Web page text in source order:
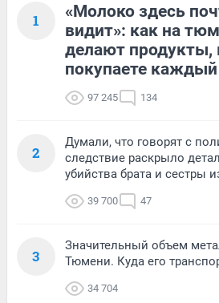
1
«Молоко здесь
видит»: как на
делают продукты,
покупаете
97 245 134
2
Думали, что говорят с
следствие раскрыло
убийства брата и сестры
39 700 47
3
Значительный объем
Тюмени. Куда его
34 704